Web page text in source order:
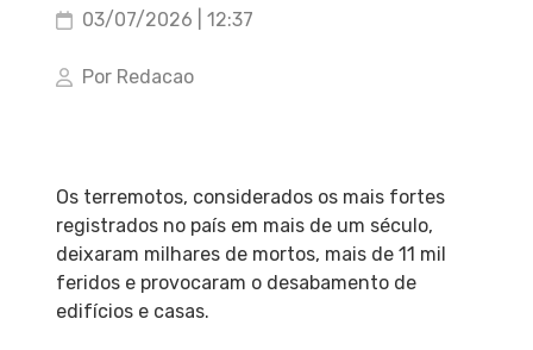
03/07/2026 | 12:37
Por Redacao
Os terremotos, considerados os mais fortes
registrados no país em mais de um século,
deixaram milhares de mortos, mais de 11 mil
feridos e provocaram o desabamento de
edifícios e casas.